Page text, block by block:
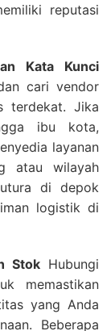
reputasi
Kata Kunci
cari vendor
terdekat. Jika
ibu kota,
layanan
atau wilayah
di depok
logistik di
StokHubungi
memastikan
yang Anda
Beberapa